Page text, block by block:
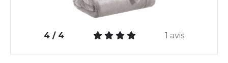
4 / 4 1 avis